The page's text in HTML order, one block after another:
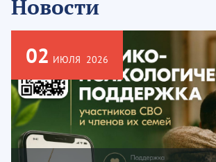
Новости
02 ИЮЛЯ 2026